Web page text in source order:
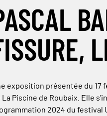
exposition présentée du 17
La Piscine de Roubaix. Elle
2024 du festival